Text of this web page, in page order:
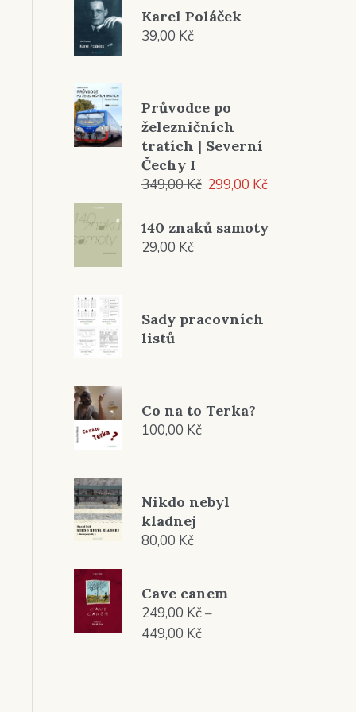
Karel Poláček
39,00 Kč
Průvodce po
železničních
tratích | Severní
Čechy I
349,00Kč Původní
byla:
299,00 KčAktuální
je:
140 znaků samoty
29,00 Kč
Sady pracovních
listů
Co na to Terka?
100,00 Kč
Nikdo nebyl
kladnej
80,00 Kč
Cave canem
249,00 Kč–
449,00 KčRozpětí